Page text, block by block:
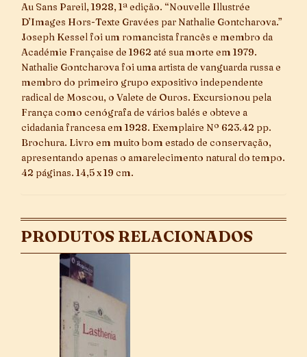
Au Sans Pareil, 1928, 1ª edição. “Nouvelle Illustrée
D’Images Hors-Texte Gravées par Nathalie Gontcharova.”
Joseph Kessel foi um romancista francês e membro da
Académie Française de 1962 até sua morte em 1979.
Nathalie Gontcharova foi uma artista de vanguarda russa e
membro do primeiro grupo expositivo independente
radical de Moscou, o Valete de Ouros. Excursionou pela
França como cenógrafa de vários balés e obteve a
cidadania francesa em 1928. Exemplaire Nº 623.42 pp.
Brochura. Livro em muito bom estado de conservação,
apresentando apenas o amarelecimento natural do tempo.
42 páginas. 14,5 x 19 cm.
PRODUTOS RELACIONADOS